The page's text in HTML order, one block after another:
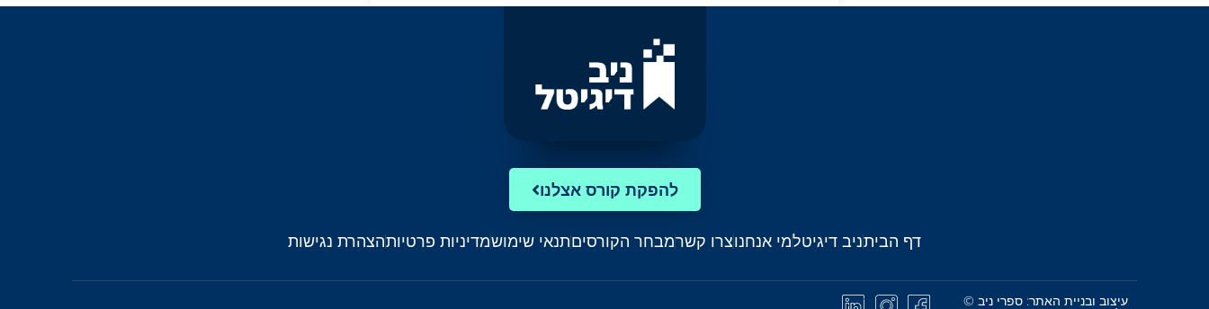
להפקת קורס אצלנו
דף הביתניב דיגיטלמי אנחנוצרו קשרמבחר הקורסיםתנאי שימושמדיניות פרטיותהצהרת נגישות
עיצוב ובניית האתר: ספרי ניב ©